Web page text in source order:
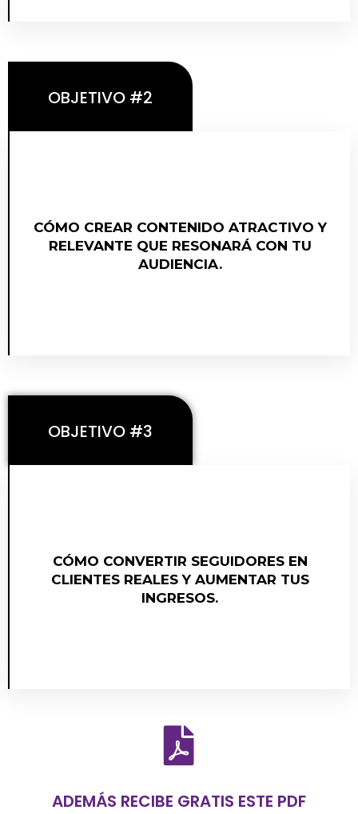
OBJETIVO #2
CÓMO CREAR CONTENIDO ATRACTIVO Y
RELEVANTE QUE RESONARÁ CON TU
AUDIENCIA.
CÓMO APLICAR LA METODOLOGÍA DEL
EMBUDO MAESTRO PARA VENDER DE
MANERA PREDECIBLE
OBJETIVO #3
CÓMO CONVERTIR SEGUIDORES EN
CLIENTES REALES Y AUMENTAR TUS
INGRESOS.
CÓMO APLICAR LA METODOLOGÍA DEL
EMBUDO MAESTRO PARA VENDER DE
MANERA PREDECIBLE
ADEMÁS RECIBE GRATIS ESTE PDF